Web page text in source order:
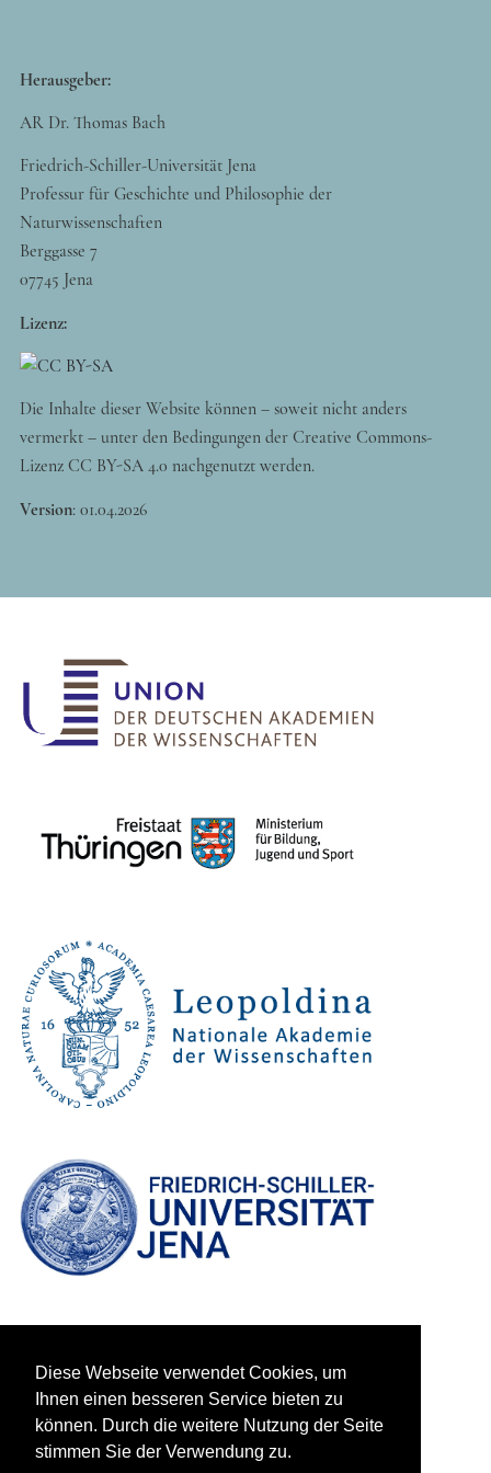
Diese Webseite verwendet Cookies, um
Ihnen einen besseren Service bieten zu
können. Durch die weitere Nutzung der Seite
stimmen Sie der Verwendung zu.
Herausgeber:
AR Dr. Thomas Bach
Friedrich-Schiller-Universität Jena
Professur für Geschichte und Philosophie der
Naturwissenschaften
Berggasse 7
07745 Jena
Lizenz:
Die Inhalte dieser Website können – soweit nicht anders
vermerkt – unter den Bedingungen der Creative Commons-
Lizenz CC BY-SA 4.0 nachgenutzt werden.
Version: 01.04.2026